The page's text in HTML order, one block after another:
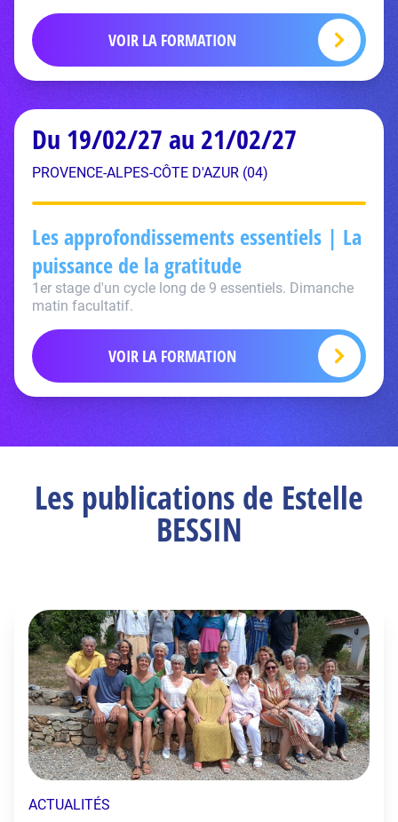
VOIR LA FORMATION
Du 19/02/27 au 21/02/27
PROVENCE-ALPES-CÔTE D'AZUR (04)
Les approfondissements essentiels | La
puissance de la gratitude
1er stage d'un cycle long de 9 essentiels. Dimanche
matin facultatif.
VOIR LA FORMATION
Les publications de Estelle
BESSIN
ACTUALITÉS